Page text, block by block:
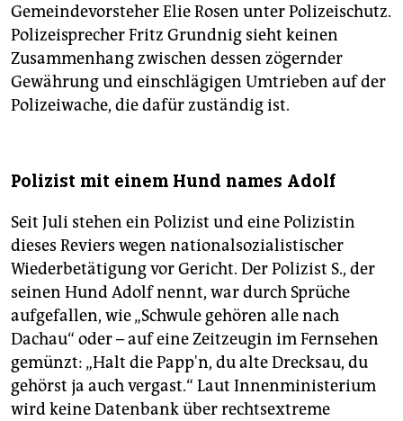
Gemeindevorsteher Elie Rosen unter Polizeischutz.
Polizeisprecher Fritz Grundnig sieht keinen
Zusammenhang zwischen dessen zögernder
Gewährung und einschlägigen Umtrieben auf der
Polizeiwache, die dafür zuständig ist.
Polizist mit einem Hund names Adolf
Seit Juli stehen ein Polizist und eine Polizistin
dieses Reviers wegen nationalsozialistischer
Wiederbetätigung vor Gericht. Der Polizist S., der
seinen Hund Adolf nennt, war durch Sprüche
aufgefallen, wie „Schwule gehören alle nach
Dachau“ oder – auf eine Zeitzeugin im Fernsehen
gemünzt: „Halt die Papp'n, du alte Drecksau, du
gehörst ja auch vergast.“ Laut Innenministerium
wird keine Datenbank über rechtsextreme